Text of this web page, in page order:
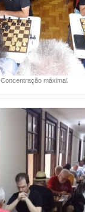
Concentração máxima!